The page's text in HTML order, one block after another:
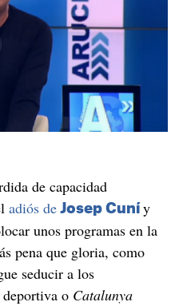
de capacidad
adiós deJosep Cuní y
unos programas en la
pena que gloria, como
seducir a los
deportiva o Catalunya